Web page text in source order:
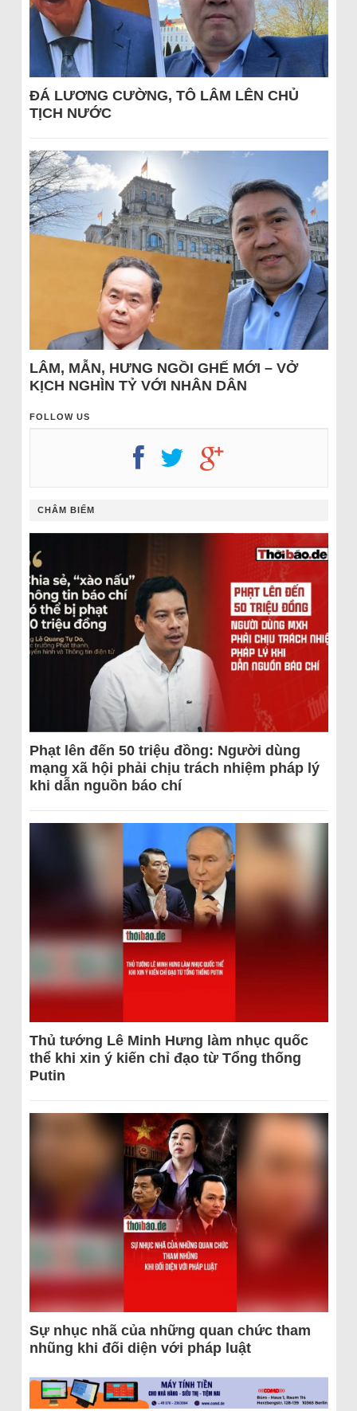
ĐÁ LƯƠNG CƯỜNG, TÔ LÂM LÊN CHỦ
TỊCH NƯỚC
LÂM, MẪN, HƯNG NGỒI GHẾ MỚI – VỞ
KỊCH NGHÌN TỶ VỚI NHÂN DÂN
FOLLOW US
CHÂM BIẾM
Phạt lên đến 50 triệu đồng: Người dùng
mạng xã hội phải chịu trách nhiệm pháp lý
khi dẫn nguồn báo chí
Thủ tướng Lê Minh Hưng làm nhục quốc
thể khi xin ý kiến chỉ đạo từ Tổng thống
Putin
Sự nhục nhã của những quan chức tham
nhũng khi đối diện với pháp luật